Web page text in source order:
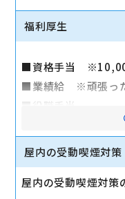
福利厚生
■資格手当
■業績給 ※頑張った
■役職手当
■昇給有り
■社会保険完備
屋内の受動喫煙対策
屋内の受動喫煙対策